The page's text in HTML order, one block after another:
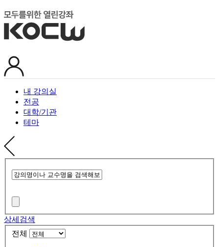
내 강의실
전공
대학/기관
테마
상세검색
전체